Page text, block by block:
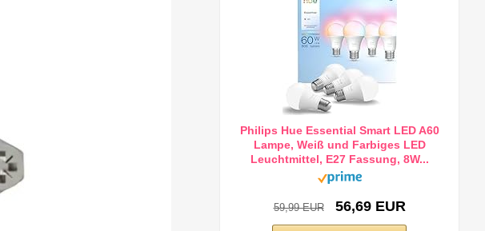
Philips Hue Essential Smart LED A60
Lampe, Weiß und Farbiges LED
Leuchtmittel, E27 Fassung, 8W...
59,99 EUR 56,69 EUR